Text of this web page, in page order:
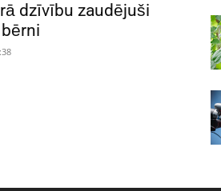
dzīvību zaudējuši